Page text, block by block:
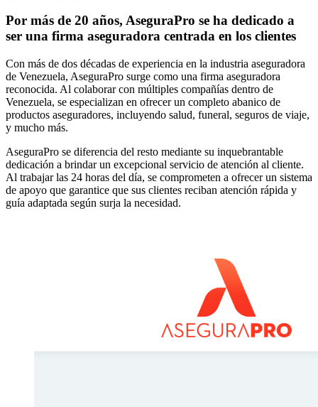
Por más de 20 años, AseguraPro se ha dedicado a
ser una firma aseguradora centrada en los clientes
Con más de dos décadas de experiencia en la industria aseguradora
de Venezuela, AseguraPro surge como una firma aseguradora
reconocida. Al colaborar con múltiples compañías dentro de
Venezuela, se especializan en ofrecer un completo abanico de
productos aseguradores, incluyendo salud, funeral, seguros de viaje,
y mucho más.
AseguraPro se diferencia del resto mediante su inquebrantable
dedicación a brindar un excepcional servicio de atención al cliente.
Al trabajar las 24 horas del día, se comprometen a ofrecer un sistema
de apoyo que garantice que sus clientes reciban atención rápida y
guía adaptada según surja la necesidad.